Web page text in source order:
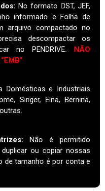
No formato DST, JEF,
informado e Folha de
arquivo compactado no
descompactar os
no PENDRIVE. NÃO
Domésticas e Industriais
Singer, Elna, Bernina,
:
Não é permitido
ou copiar nossas
de tamanho é por conta e